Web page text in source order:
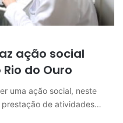
ação social
do Ouro
uma ação social, neste
prestação de atividades…